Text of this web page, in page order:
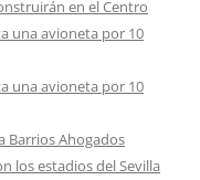
en el Centro
una avioneta por 10
una avioneta por 10
Barrios Ahogados
los estadios del Sevilla